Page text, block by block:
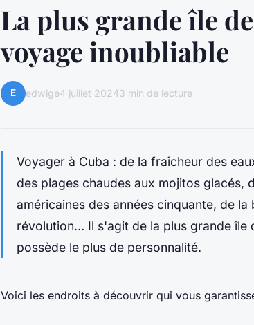
La plus grande île
voyage inoubliable
E edwige4 juillet 20243 min de lecture
Voyager à Cuba : de la fraîcheur des
des plages chaudes aux mojitos glacés,
américaines des années cinquante, de
révolution… Il s'agit de la plus grande île
possède le plus de personnalité.
Voici les endroits à découvrir qui vous